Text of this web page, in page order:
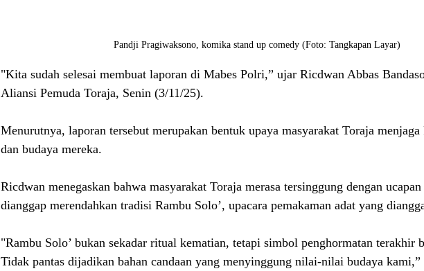
Pandji Pragiwaksono, komika stand up comedy (Foto: Tangkapan Layar)
"Kita sudah selesai membuat laporan di Mabes Polri,” ujar Ricdwan Abbas
Aliansi Pemuda Toraja, Senin (3/11/25).
Menurutnya, laporan tersebut merupakan bentuk upaya masyarakat Toraja menjaga
dan budaya mereka.
Ricdwan menegaskan bahwa masyarakat Toraja merasa tersinggung dengan
dianggap merendahkan tradisi Rambu Solo’, upacara pemakaman adat yang
"Rambu Solo’ bukan sekadar ritual kematian, tetapi simbol penghormatan terakhir
Tidak pantas dijadikan bahan candaan yang menyinggung nilai-nilai budaya kami,”